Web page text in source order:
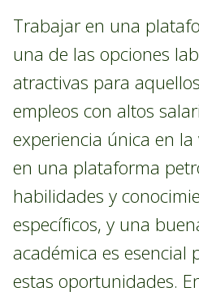
Trabajar en una
una de las opciones
atractivas para
empleos con altos
experiencia única en
en una plataforma
habilidades y
específicos, y una
académica es esencial
estas oportunidades.